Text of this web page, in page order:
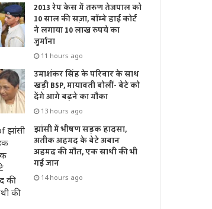
2013 रेप केस में तरुण तेजपाल को
10 साल की सज़ा, बॉम्बे हाई कोर्ट
ने लगाया 10 लाख रुपये का
जुर्माना
11 hours ago
उमाशंकर सिंह के परिवार के साथ
खड़ी BSP, मायावती बोलीं- बेटे को
देंगे आगे बढ़ने का मौका
13 hours ago
झांसी में भीषण सड़क हादसा,
अतीक अहमद के बेटे अबान
अहमद की मौत, एक साथी की भी
गई जान
14 hours ago